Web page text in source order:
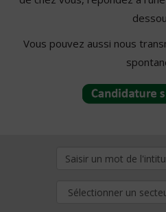
Vous pouvez aussi nous